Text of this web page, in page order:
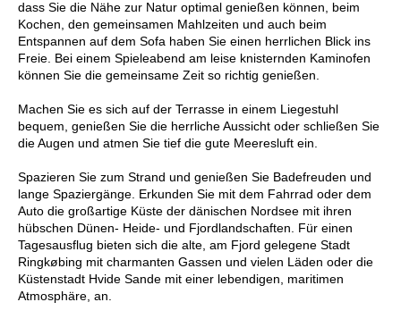
dass Sie die Nähe zur Natur optimal genießen können, beim
Kochen, den gemeinsamen Mahlzeiten und auch beim
Entspannen auf dem Sofa haben Sie einen herrlichen Blick ins
Freie. Bei einem Spieleabend am leise knisternden Kaminofen
können Sie die gemeinsame Zeit so richtig genießen.
Machen Sie es sich auf der Terrasse in einem Liegestuhl
bequem, genießen Sie die herrliche Aussicht oder schließen Sie
die Augen und atmen Sie tief die gute Meeresluft ein.
Spazieren Sie zum Strand und genießen Sie Badefreuden und
lange Spaziergänge. Erkunden Sie mit dem Fahrrad oder dem
Auto die großartige Küste der dänischen Nordsee mit ihren
hübschen Dünen- Heide- und Fjordlandschaften. Für einen
Tagesausflug bieten sich die alte, am Fjord gelegene Stadt
Ringkøbing mit charmanten Gassen und vielen Läden oder die
Küstenstadt Hvide Sande mit einer lebendigen, maritimen
Atmosphäre, an.